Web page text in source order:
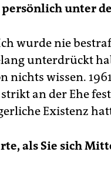
unter
wurde nie
unterdrückt
nichts wissen.
an der Ehe
Existenz
als Sie sich